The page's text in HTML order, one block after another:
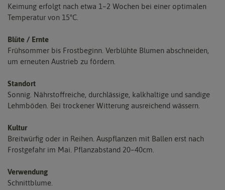
Keimung erfolgt nach etwa 1–2 Wochen bei einer optimalen
Temperatur von 15°C.
Blüte / Ernte
Frühsommer bis Frostbeginn. Verblühte Blumen abschneiden,
um erneuten Austrieb zu fördern.
Standort
Sonnig. Nährstoffreiche, durchlässige, kalkhaltige und sandige
Lehmböden. Bei trockener Witterung ausreichend wässern.
Kultur
Breitwürfig oder in Reihen. Auspflanzen mit Ballen erst nach
Frostgefahr im Mai. Pflanzabstand 20–40cm.
Verwendung
Schnittblume.